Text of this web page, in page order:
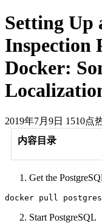
Setting Up
Inspection
Docker:
2019年7月9日 1510点
内容目录
Get the
Start PostgreSQL